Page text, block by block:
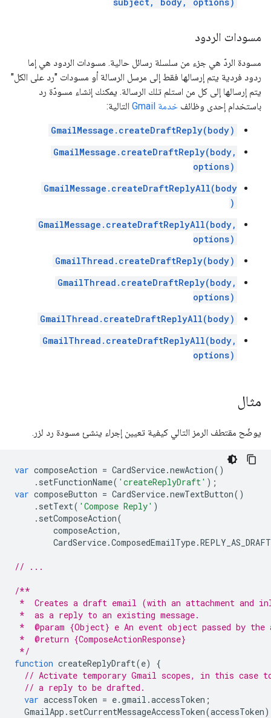
مسودات الردود
مسودة الردّ هي جزء من سلسلة رسائل حالية. مسودات الردود هي إما
ردود فردية يتم إرسالها فقط إلى مرسل الرسالة أو مسودات "رد على الكل"
يتم إرسالها إلى كل من استلم تلك الرسالة. يمكنك إنشاء مسودّة رد
باستخدام إحدى وظائف خدمة Gmail التالية:
GmailMessage.createDraftReply(body)
GmailMessage.createDraftReply(body,
options)
GmailMessage.createDraftReplyAll(body
)
GmailMessage.createDraftReplyAll(body,
options)
GmailThread.createDraftReply(body)
GmailThread.createDraftReply(body,
options)
GmailThread.createDraftReplyAll(body)
GmailThread.createDraftReplyAll(body,
options)
مثال
يوضّح مقتطف الرمز التالي كيفية تعيين إجراء ينشئ مسودة رد لزر.
var composeAction = CardService.newAction()
. setFunctionName( 'createReplyDraft' );
var composeButton = CardService.newTextButton()
. setText( 'Compose Reply' )
. setComposeAction(
composeAction,
CardService.ComposedEmailType.REPLY_AS_DRAFT
// ...
/**
*  Creates a draft email (with an attachment and
*  as a reply to an existing message.
*  @param {Object} e An event object passed by
*  @return {ComposeActionResponse}
*/
function createReplyDraft(e)
{
// Activate temporary Gmail scopes, in this case
// a reply to be drafted.
var accessToken = e.gmail .accessToken ;
GmailApp . setCurrentMessageAccessToken(accessToken